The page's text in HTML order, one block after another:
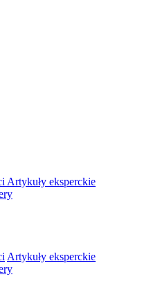
Artykuły eksperckie
Artykuły eksperckie